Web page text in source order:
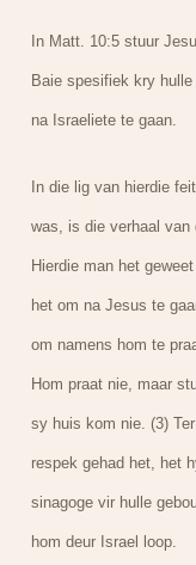
In Matt. 10:5 stuur
Baie spesifiek kry
na Israeliete te gaan.
In die lig van hierdie
was, is die verhaal van
Hierdie man het
het om na Jesus te
om namens hom te
Hom praat nie, maar
sy huis kom nie. (3)
respek gehad het, het
sinagoge vir hulle
hom deur Israel loop.